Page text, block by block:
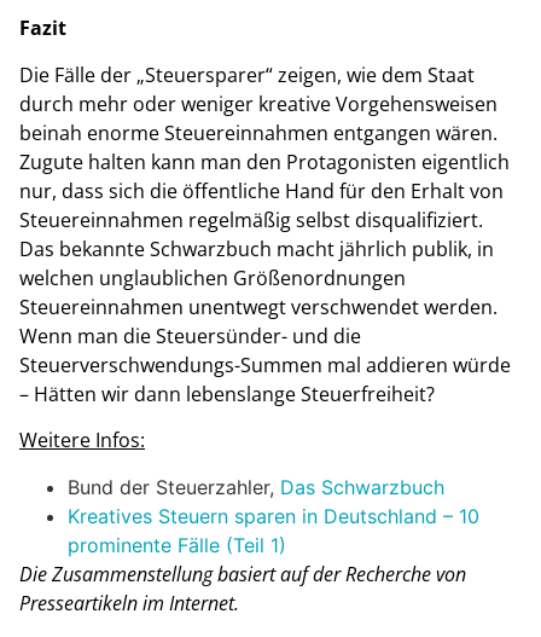
Fazit
Die Fälle der „Steuersparer“ zeigen, wie dem Staat
durch mehr oder weniger kreative Vorgehensweisen
beinah enorme Steuereinnahmen entgangen wären.
Zugute halten kann man den Protagonisten eigentlich
nur, dass sich die öffentliche Hand für den Erhalt von
Steuereinnahmen regelmäßig selbst disqualifiziert.
Das bekannte Schwarzbuch macht jährlich publik, in
welchen unglaublichen Größenordnungen
Steuereinnahmen unentwegt verschwendet werden.
Wenn man die Steuersünder- und die
Steuerverschwendungs-Summen mal addieren würde
– Hätten wir dann lebenslange Steuerfreiheit?
Weitere Infos:
Bund der Steuerzahler, Das Schwarzbuch
Kreatives Steuern sparen in Deutschland – 10
prominente Fälle (Teil 1)
Die Zusammenstellung basiert auf der Recherche von
Presseartikeln im Internet.